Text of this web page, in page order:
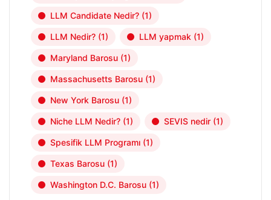
LLM Candidate Nedir? (1)
LLM Nedir? (1) LLM yapmak (1)
Maryland Barosu (1)
Massachusetts Barosu (1)
New York Barosu (1)
Niche LLM Nedir? (1) SEVIS nedir (1)
Spesifik LLM Programı (1)
Texas Barosu (1)
Washington D.C. Barosu (1)